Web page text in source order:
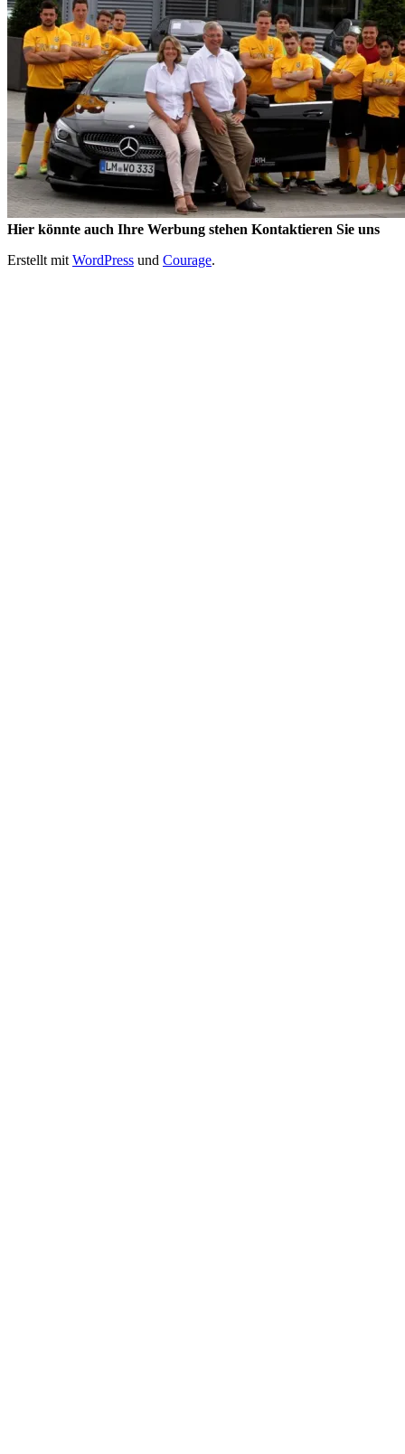
Hier könnte auch Ihre Werbung stehen Kontaktieren Sie uns
Erstellt mit WordPress und Courage.